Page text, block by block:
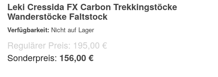
Leki Cressida FX Carbon Trekkingstöcke
Wanderstöcke Faltstock
Verfügbarkeit: Nicht auf Lager
Regulärer Preis: 195,00 €
Sonderpreis: 156,00 €